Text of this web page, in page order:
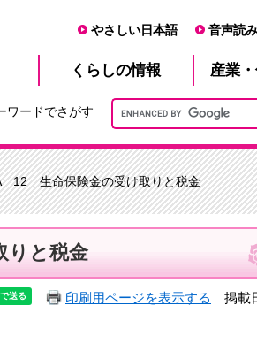
やさしい日本語 音声読
くらしの情報 産業
ワードでさがす
12 生命保険金の受け取りと税金
と税金
印刷用ページを表示する 掲載